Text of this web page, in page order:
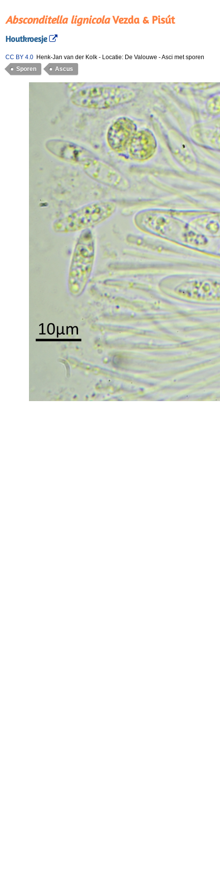
Absconditella lignicolaVezda & Pisút
Houtkroesje
CC BY 4.0 Henk-Jan van der Kolk - Locatie: De Valouwe -Asci met sporen
Sporen
Ascus